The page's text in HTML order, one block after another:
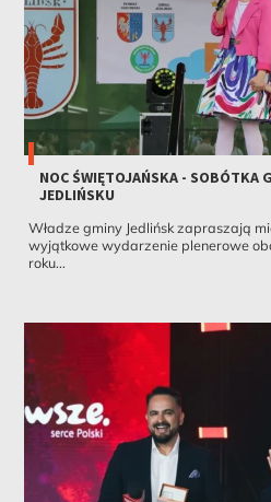
NOC ŚWIĘTOJAŃSKA - SOBÓTKA
JEDLIŃSKU
Władze gminy Jedlińsk zapraszają
wyjątkowe wydarzenie plenerowe
roku...